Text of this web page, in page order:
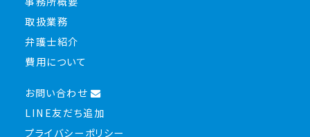
取扱業務
弁護士紹介
費用について
お問い合わせ
LINE友だち追加
プライバシーポリシー